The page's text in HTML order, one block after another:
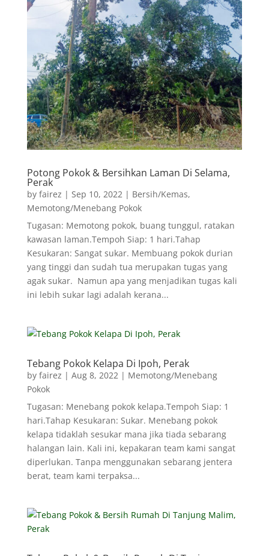
Potong Pokok & Bersihkan Laman Di Selama,
Perak
by fairez | Sep 10, 2022 | Bersih/Kemas,
Memotong/Menebang Pokok
Tugasan: Memotong pokok, buang tunggul, ratakan
kawasan laman.Tempoh Siap: 1 hari.Tahap
Kesukaran: Sangat sukar. Membuang pokok durian
yang tinggi dan sudah tua merupakan tugas yang
agak sukar. Namun apa yang menjadikan tugas kali
ini lebih sukar lagi adalah kerana...
Tebang Pokok Kelapa Di Ipoh, Perak
by fairez | Aug 8, 2022 | Memotong/Menebang
Pokok
Tugasan: Menebang pokok kelapa.Tempoh Siap: 1
hari.Tahap Kesukaran: Sukar. Menebang pokok
kelapa tidaklah sesukar mana jika tiada sebarang
halangan lain. Kali ini, kepakaran team kami sangat
diperlukan. Tanpa menggunakan sebarang jentera
berat, team kami terpaksa...